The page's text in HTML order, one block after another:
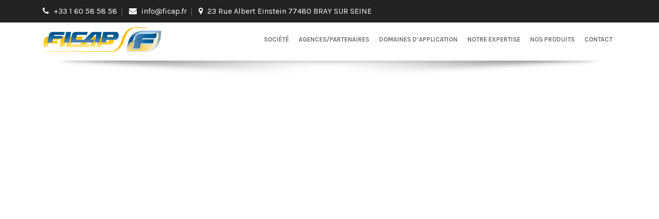
+33 1 60 58 58 58 info@ficap.fr 23 Rue Albert Einstein 77480 BRAY SUR SEINE
SOCIÉTÉ AGENCES/PARTENAIRES DOMAINES D’APPLICATION NOTRE EXPERTISE NOS PRODUITS CONTACT